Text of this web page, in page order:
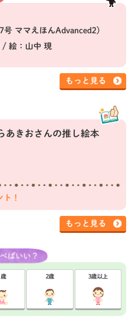
号 ママえほんAdvanced2)
/ 絵：山中 現
もっと見る
あきおさんの推し絵本
！
もっと見る
2歳 3歳以上